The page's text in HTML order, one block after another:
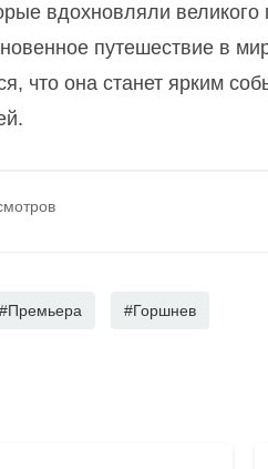
вдохновляли
путешествие в
что она станет ярким
#Премьера #Горшнев